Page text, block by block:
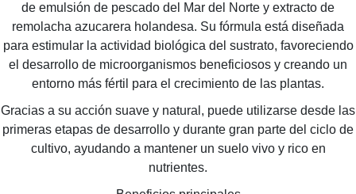
de emulsión de pescado del Mar del Norte y extracto de
remolacha azucarera holandesa. Su fórmula está diseñada
para estimular la actividad biológica del sustrato, favoreciendo
el desarrollo de microorganismos beneficiosos y creando un
entorno más fértil para el crecimiento de las plantas.
Gracias a su acción suave y natural, puede utilizarse desde las
primeras etapas de desarrollo y durante gran parte del ciclo de
cultivo, ayudando a mantener un suelo vivo y rico en
nutrientes.